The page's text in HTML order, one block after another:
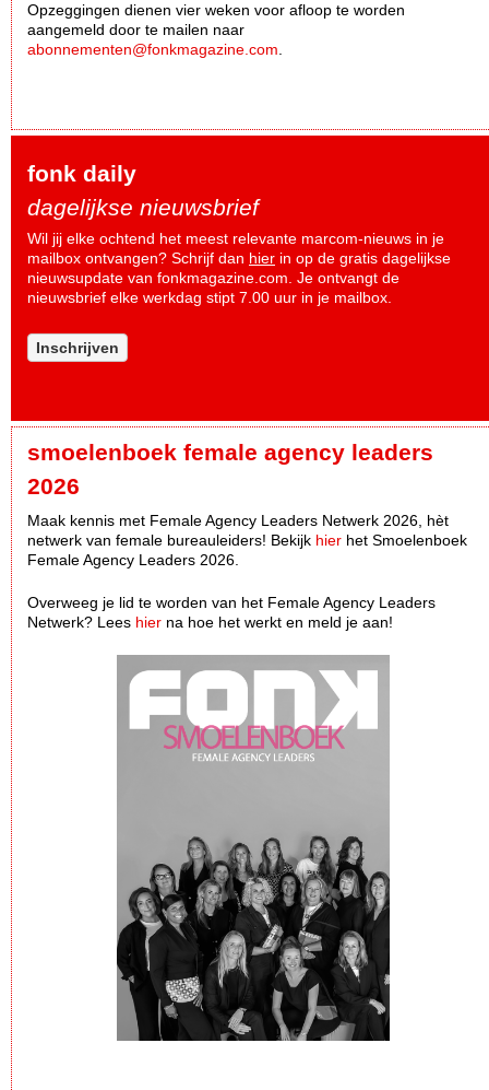
Opzeggingen dienen vier weken voor afloop te worden
aangemeld door te mailen naar
abonnementen@fonkmagazine.com.
fonk daily
dagelijkse nieuwsbrief
Wil jij elke ochtend het meest relevante marcom-nieuws in je
mailbox ontvangen? Schrijf dan hier in op de gratis dagelijkse
nieuwsupdate van fonkmagazine.com. Je ontvangt de
nieuwsbrief elke werkdag stipt 7.00 uur in je mailbox.
Inschrijven
smoelenboek female agency leaders
2026
Maak kennis met Female Agency Leaders Netwerk 2026, hèt
netwerk van female bureauleiders! Bekijk hier het Smoelenboek
Female Agency Leaders 2026.
Overweeg je lid te worden van het Female Agency Leaders
Netwerk? Lees hier na hoe het werkt en meld je aan!